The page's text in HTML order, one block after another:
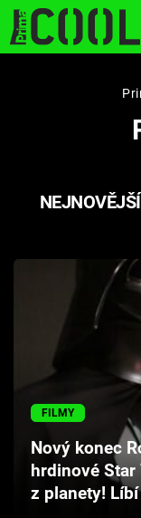
STARHOUSE
PLNEJ
Seriály
Hry
Cool Esport
Pořady
FILMY
Nový konec
hrdinové
z planety!